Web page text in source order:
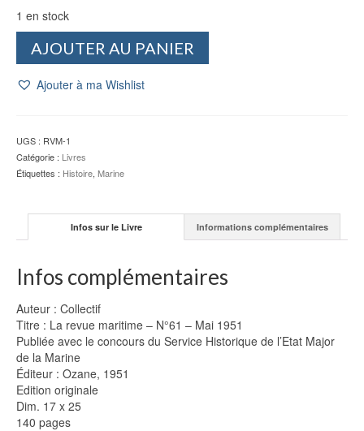
1 en stock
revue
N°61
-
Mai
AJOUTER AU PANIER
Ajouter à ma Wishlist
UGS : RVM-1
Catégorie : Livres
Étiquettes : Histoire, Marine
Infos sur le Livre Informations complémentaires
Infos complémentaires
Auteur : Collectif
Titre : La revue maritime – N°61 – Mai 1951
Publiée avec le concours du Service Historique de l’Etat Major
de la Marine
Éditeur : Ozane, 1951
Edition originale
Dim. 17 x 25
140 pages